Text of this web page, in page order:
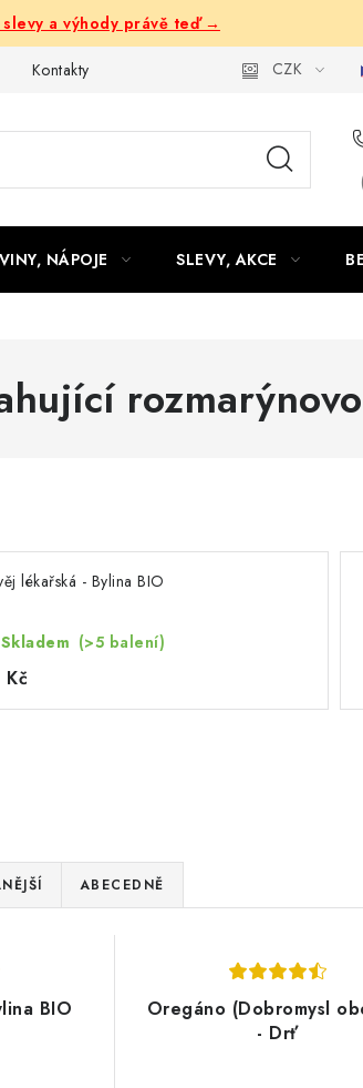
a výhody právě teď →
Kontakty CZK
NÁPOJE SLEVY, AKCE
lékařská - Bylina BIO
Skladem (>5 balení)
ABECEDNĚ
BIO
Oregáno (Dobromysl
- Drť